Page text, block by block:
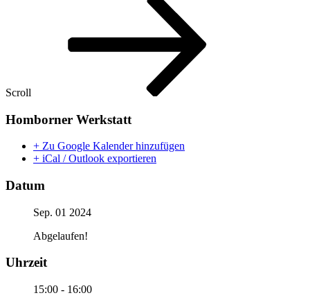
Scroll
Homborner Werkstatt
+ Zu Google Kalender hinzufügen
+ iCal / Outlook exportieren
Datum
Sep. 01 2024
Abgelaufen!
Uhrzeit
15:00 - 16:00